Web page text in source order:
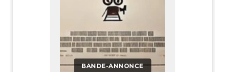
BANDE-ANNONCE